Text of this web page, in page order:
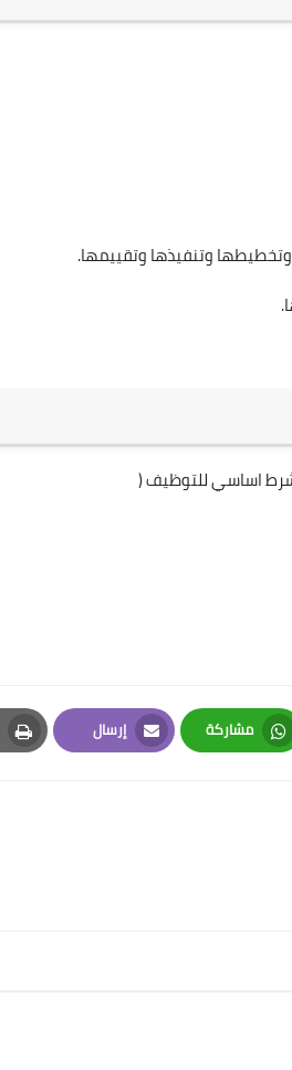
وتنفيذها وتقييمها.
اساسي للتوظيف (
مشاركة
Whatsapp
إرسال
Email